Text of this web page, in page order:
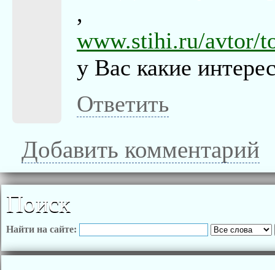
,
www.stihi.ru/avtor/
у Вас какие
Ответить
Добавить комментарий
Поиск
Найти на сайте: